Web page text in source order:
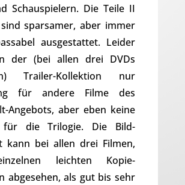
Schauspielern. Die Teile II
sparsamer, aber immer
ausgestattet. Leider
der (bei allen drei DVDs
Trailer-Kollektion nur
für andere Filme des
Angebots, aber eben keine
für die Trilogie. Die Bild-
kann bei allen drei Filmen,
leichten Kopie-
abgesehen, als gut bis sehr